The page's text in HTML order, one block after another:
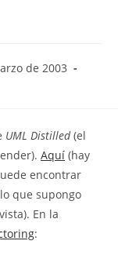
de 2003
UML Distilled(el
Aquí (hay
encontrar
que supongo
En la
: